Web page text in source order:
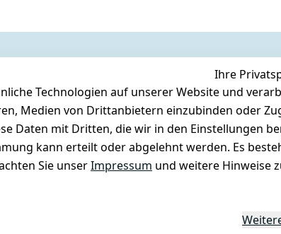
Ihre
Technologien auf unserer Website und
Medien von Drittanbietern einzubinden oder
Daten mit Dritten, die wir in den Einstellungen
kann erteilt oder abgelehnt werden. Es
Sie unserImpressum und weitere Hinweise
Kontakt
Registrieren